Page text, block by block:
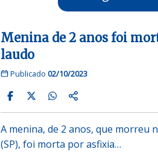
Menina de 2 anos foi
laudo
Publicado 02/10/2023
A menina, de 2 anos, que morreu
(SP), foi morta por asfixia…